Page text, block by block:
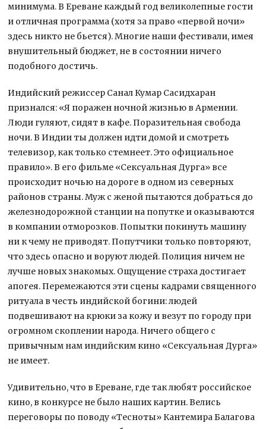
минимума. В Ереване каждый год великолепные гости
и отличная программа (хотя за право «первой ночи»
здесь никто не бьется). Многие наши фестивали, имея
внушительный бюджет, не в состоянии ничего
подобного достичь.
Индийский режиссер Санал Кумар Сасидхаран
признался: «Я поражен ночной жизнью в Армении.
Люди гуляют, сидят в кафе. Поразительная свобода
ночи. В Индии ты должен идти домой и смотреть
телевизор, как только стемнеет. Это официальное
правило». В его фильме «Сексуальная Дурга» все
происходит ночью на дороге в одном из северных
районов страны. Муж с женой пытаются добраться до
железнодорожной станции на попутке и оказываются
в компании отморозков. Попытки покинуть машину
ни к чему не приводят. Попутчики только повторяют,
что здесь опасно и воруют людей. Полиция ничем не
лучше новых знакомых. Ощущение страха достигает
апогея. Перемежаются эти сцены кадрами священного
ритуала в честь индийской богини: людей
подвешивают на крюки за кожу и везут по городу при
огромном скоплении народа. Ничего общего с
привычным нам индийским кино «Сексуальная Дурга»
не имеет.
Удивительно, что в Ереване, где так любят российское
кино, в конкурсе не было наших картин. Велись
переговоры по поводу «Тесноты» Кантемира Балагова